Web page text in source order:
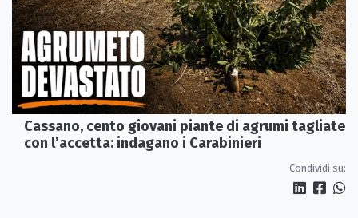
Cassano, cento giovani piante di agrumi tagliate
con l’accetta: indagano i Carabinieri
Condividi su: